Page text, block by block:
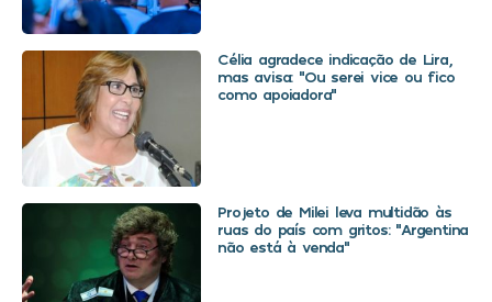
Célia agradece indicação de Lira,
mas avisa: “Ou serei vice ou fico
como apoiadora”
Projeto de Milei leva multidão às
ruas do país com gritos: “Argentina
não está à venda”